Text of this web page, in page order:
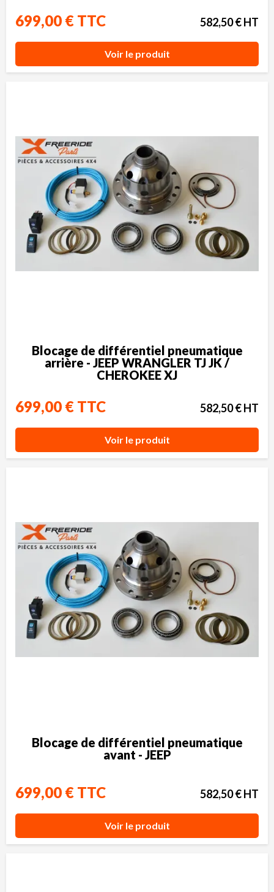
699,00 € TTC 582,50 € HT
Voir le produit
Blocage de différentiel pneumatique
arrière - JEEP WRANGLER TJ JK /
CHEROKEE XJ
699,00 € TTC 582,50 € HT
Voir le produit
Blocage de différentiel pneumatique
avant - JEEP
699,00 € TTC 582,50 € HT
Voir le produit